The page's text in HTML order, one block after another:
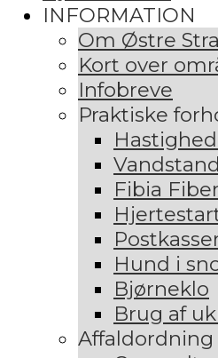
INFORMATION
Om Østre
Kort over
Infobreve
Praktiske
Fibia
Hund i
Bjørneklo
Brug af
Affaldordning